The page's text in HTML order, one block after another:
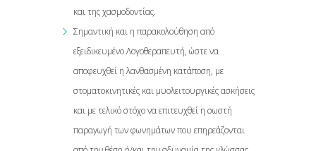
και της χασμοδοντίας.
Σημαντική και η παρακολούθηση από
εξειδικευμένο Λογοθεραπευτή, ώστε να
αποφευχθεί η λανθασμένη κατάποση, με
στοματοκινητικές και μυολειτουργικές ασκήσεις
και με τελικό στόχο να επιτευχθεί η σωστή
παραγωγή των φωνημάτων που επηρεάζονται